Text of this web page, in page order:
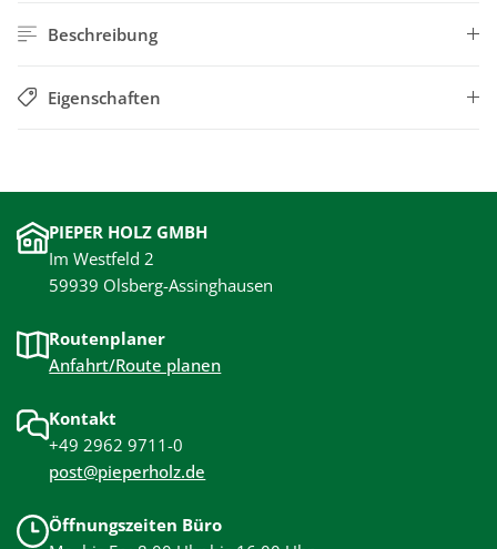
Beschreibung
Eigenschaften
PIEPER HOLZ GMBH
Im Westfeld 2
59939 Olsberg-Assinghausen
Routenplaner
Anfahrt/Route planen
Kontakt
+49 2962 9711-0
post@pieperholz.de
Öffnungszeiten Büro